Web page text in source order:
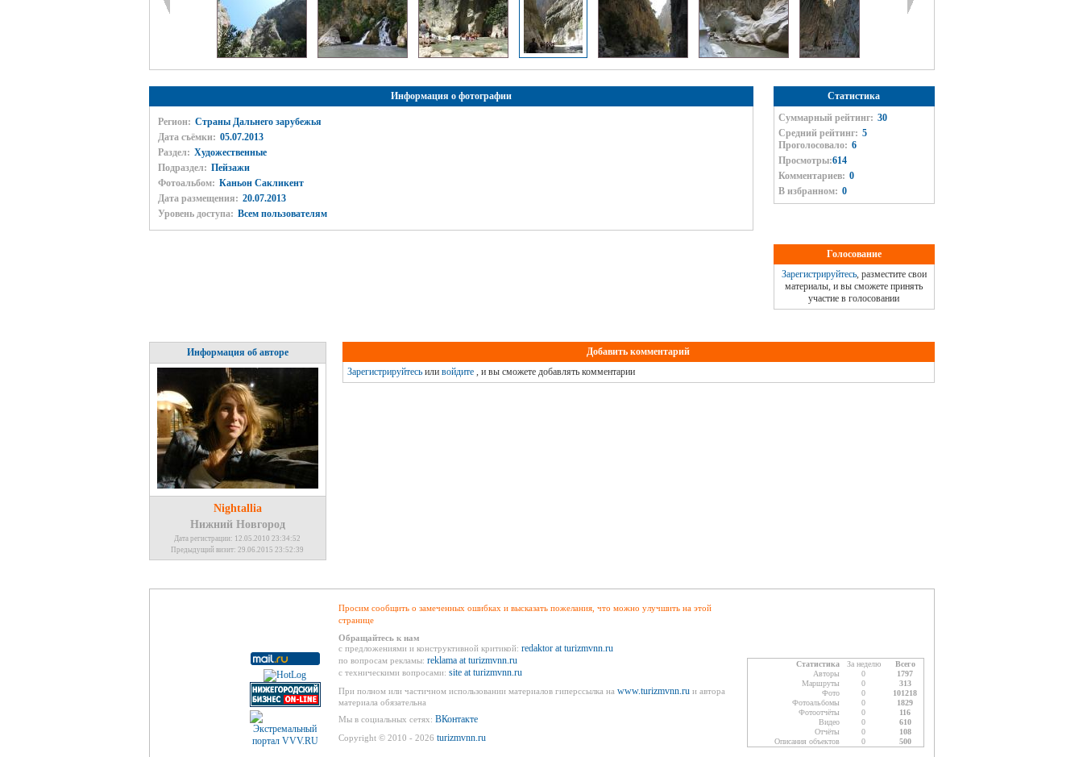
Информация о фотографии
Регион: Страны Дальнего зарубежья
Дата съёмки: 05.07.2013
Раздел: Художественные
Подраздел: Пейзажи
Фотоальбом: Каньон Сакликент
Дата размещения: 20.07.2013
Уровень доступа: Всем пользователям
Статистика
Суммарный рейтинг: 30
Средний рейтинг: 5
Проголосовало: 6
Просмотры:614
Комментариев: 0
В избранном: 0
Голосование
Зарегистрируйтесь, разместите свои
материалы, и вы сможете принять
участие в голосовании
Информация об авторе
Nightallia
Нижний Новгород
Дата регистрации: 12.05.2010 23:34:52
Предыдущий визит: 29.06.2015 23:52:39
Добавить комментарий
Зарегистрируйтесьили войдите, и вы сможете добавлять комментарии
Просим сообщить о замеченных ошибках и высказать пожелания, что можно улучшить на этой
странице
Обращайтесь к нам
с предложениями и конструктивной критикой: redaktor at turizmvnn.ru
по вопросам рекламы: reklama at turizmvnn.ru
с техническими вопросами: site at turizmvnn.ru
При полном или частичном использовании материалов гиперссылка на www.turizmvnn.ruи автора
материала обязательна
Мы в социальных сетях: ВКонтакте
Copyright © 2010 - 2026 turizmvnn.ru
Статистика За неделю
Всего
Авторы
0
1797
Маршруты
0
313
Фото
0
101218
Фотоальбомы
0
1829
Фотоотчёты
0
116
Видео
0
610
Отчёты
0
108
Описания объектов
0 500